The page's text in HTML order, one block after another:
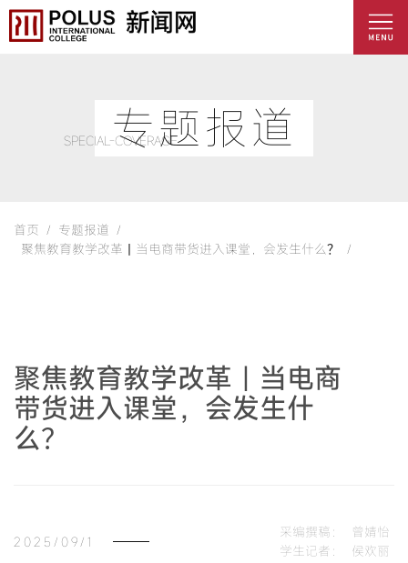
SPECIAL-COVERAGE
专题报道
首页 / 专题报道 /
聚焦教育教学改革丨当电商带货进入课堂，会发生什么？ /
聚焦教育教学改革丨当电商
带货进入课堂，会发生什
么？
2025/09/1
采编撰稿：
曾婧怡
学生记者：
侯欢丽